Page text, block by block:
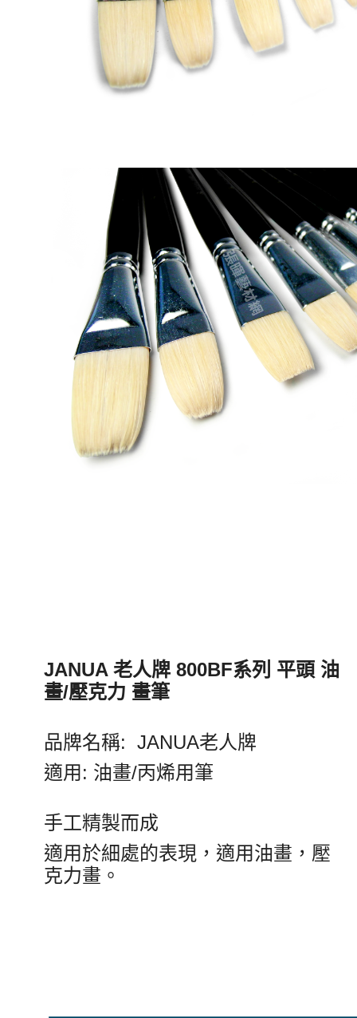
JANUA 老人牌 800BF系列 平頭 油
畫/壓克力 畫筆
品牌名稱: JANUA老人牌
適用: 油畫/丙烯用筆
手工精製而成
適用於細處的表現，適用油畫，壓
克力畫。